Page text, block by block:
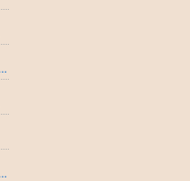
3人のママでも自分らしく生きる為に❤️勧誘が苦手な私でも出来る！楽しみながらドテラライフを発信！製品愛用の方にも収入の可能性も♡
脱ホットペッパー依存＆地域密着型の宣伝費0円サロン集客！【三重県発】個人サロン専門コンサルタントのブログ集客講座